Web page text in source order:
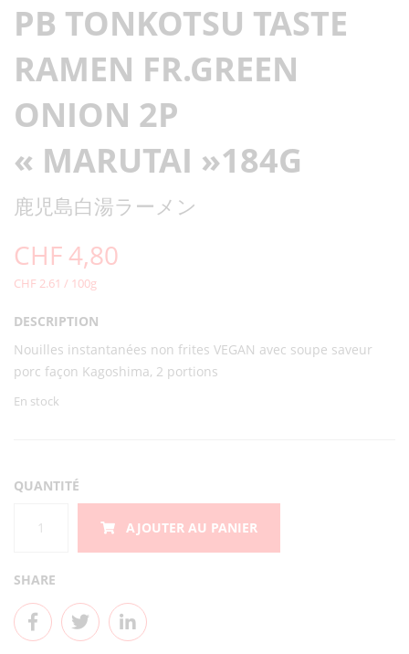
PB TONKOTSU TASTE
RAMEN FR.GREEN
ONION 2P
« MARUTAI »184G
鹿児島白湯ラーメン
CHF 4,80
CHF 2.61 / 100g
DESCRIPTION
Nouilles instantanées non frites VEGAN avec soupe saveur
porc façon Kagoshima, 2 portions
En stock
QUANTITÉ
TONKOTSU
TASTE
RAMEN
FR.GREEN
AJOUTER AU PANIER
SHARE